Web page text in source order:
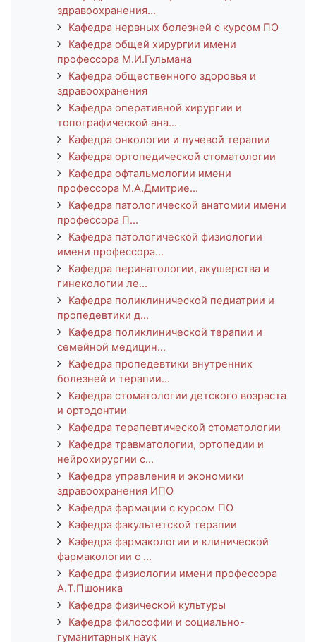
здравоохранения...
Кафедра нервных болезней с курсом ПО
Кафедра общей хирургии имени
профессора М.И.Гульмана
Кафедра общественного здоровья и
здравоохранения
Кафедра оперативной хирургии и
топографической ана...
Кафедра онкологии и лучевой терапии
Кафедра ортопедической стоматологии
Кафедра офтальмологии имени
профессора М.А.Дмитрие...
Кафедра патологической анатомии имени
профессора П...
Кафедра патологической физиологии
имени профессора...
Кафедра перинатологии, акушерства и
гинекологии ле...
Кафедра поликлинической педиатрии и
пропедевтики д...
Кафедра поликлинической терапии и
семейной медицин...
Кафедра пропедевтики внутренних
болезней и терапии...
Кафедра стоматологии детского возраста
и ортодонтии
Кафедра терапевтической стоматологии
Кафедра травматологии, ортопедии и
нейрохирургии с...
Кафедра управления и экономики
здравоохранения ИПО
Кафедра фармации с курсом ПО
Кафедра факультетской терапии
Кафедра фармакологии и клинической
фармакологии с ...
Кафедра физиологии имени профессора
А.Т.Пшоника
Кафедра физической культуры
Кафедра философии и социально-
гуманитарных наук